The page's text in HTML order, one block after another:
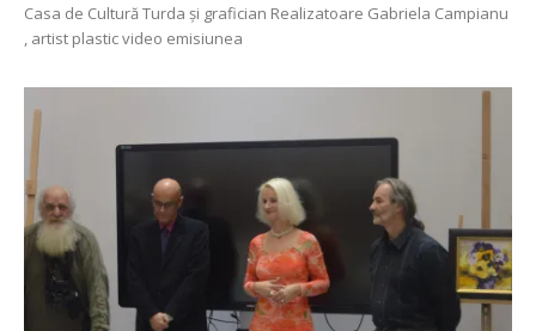
Casa de Cultură Turda și grafician Realizatoare Gabriela Campianu
, artist plastic video emisiunea